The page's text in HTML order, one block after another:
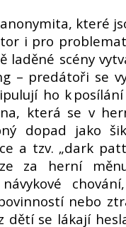
které
i pro
laděné scény
– predátoři se
ho k
která se v
dopad jako
a tzv. „dark
za herní
návykové
nebo
dětí se lákají